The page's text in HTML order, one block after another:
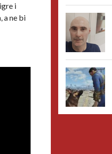
i
a ne bi